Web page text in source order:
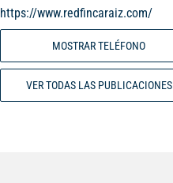
https://www.redfincaraiz.com/
MOSTRAR TELÉFONO
VER TODAS LAS PUBLICACIONES